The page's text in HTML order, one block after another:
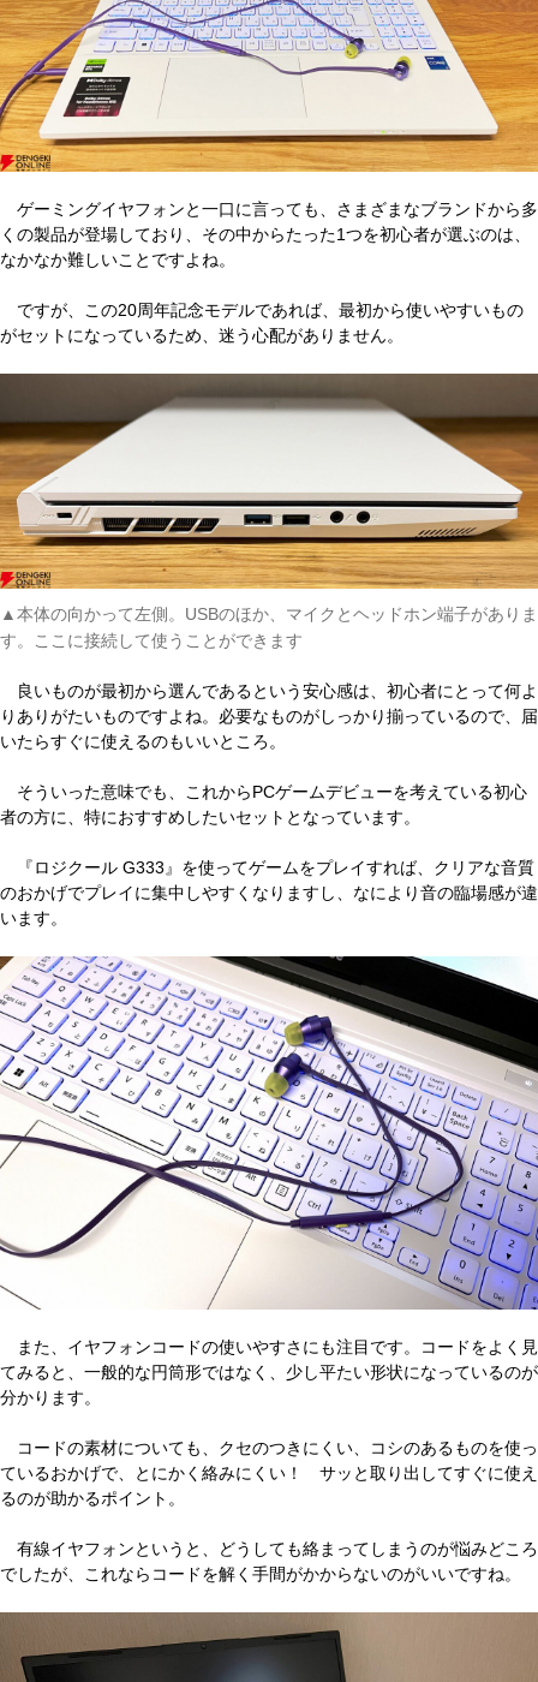
ゲーミングイヤフォンと一口に言っても、さまざまなブランドから多
くの製品が登場しており、その中からたった1つを初心者が選ぶのは、
なかなか難しいことですよね。
ですが、この20周年記念モデルであれば、最初から使いやすいもの
がセットになっているため、迷う心配がありません。
▲本体の向かって左側。USBのほか、マイクとヘッドホン端子がありま
す。ここに接続して使うことができます
良いものが最初から選んであるという安心感は、初心者にとって何よ
りありがたいものですよね。必要なものがしっかり揃っているので、届
いたらすぐに使えるのもいいところ。
そういった意味でも、これからPCゲームデビューを考えている初心
者の方に、特におすすめしたいセットとなっています。
『ロジクール G333』を使ってゲームをプレイすれば、クリアな音質
のおかげでプレイに集中しやすくなりますし、なにより音の臨場感が違
います。
また、イヤフォンコードの使いやすさにも注目です。コードをよく見
てみると、一般的な円筒形ではなく、少し平たい形状になっているのが
分かります。
コードの素材についても、クセのつきにくい、コシのあるものを使っ
ているおかげで、とにかく絡みにくい！ サッと取り出してすぐに使え
るのが助かるポイント。
有線イヤフォンというと、どうしても絡まってしまうのが悩みどころ
でしたが、これならコードを解く手間がかからないのがいいですね。